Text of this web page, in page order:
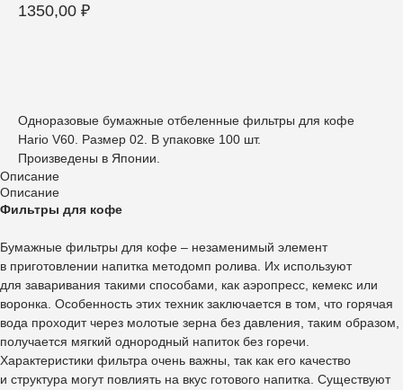
1350,00 ₽
Одноразовые бумажные отбеленные фильтры для кофе
Hario V60. Размер 02. В упаковке 100 шт.
Произведены в Японии.
Описание
Описание
Фильтры для кофе
Бумажные фильтры для кофе – незаменимый элемент
в приготовлении напитка методомп ролива. Их используют
для заваривания такими способами, как аэропресс, кемекс или
воронка. Особенность этих техник заключается в том, что горячая
вода проходит через молотые зерна без давления, таким образом,
получается мягкий однородный напиток без горечи.
Характеристики фильтра очень важны, так как его качество
и структура могут повлиять на вкус готового напитка. Существуют